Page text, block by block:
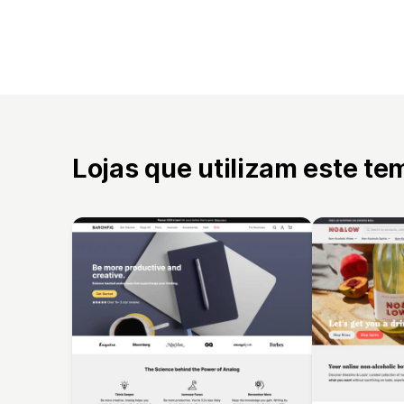
Lojas que utilizam este